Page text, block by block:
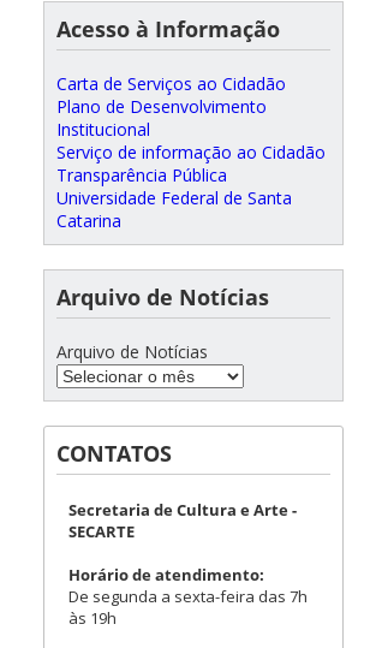
Acesso à Informação
Carta de Serviços ao Cidadão
Plano de Desenvolvimento
Institucional
Serviço de informação ao Cidadão
Transparência Pública
Universidade Federal de Santa
Catarina
Arquivo de Notícias
Arquivo de Notícias
CONTATOS
Secretaria de Cultura e Arte -
SECARTE
Horário de atendimento:
De segunda a sexta-feira das 7h
às 19h